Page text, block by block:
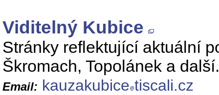
Viditelný Kubice
Stránky reflektující aktuální
Škromach, Topolánek a další.
Email: kauzakubice tiscali.cz